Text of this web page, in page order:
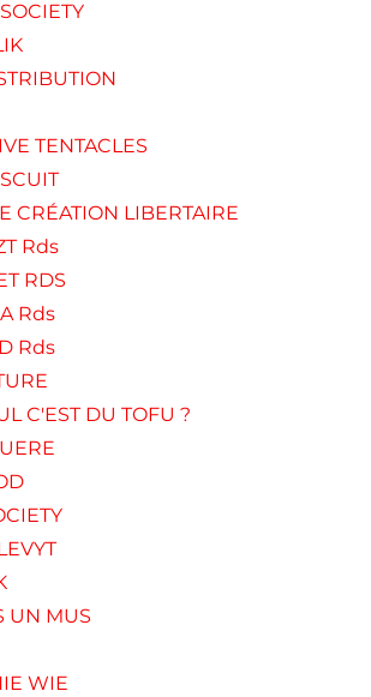
TENTACLES
CRÉATION LIBERTAIRE
Rds
RDS
Rds
Rds
C'EST DU TOFU ?
UN MUS
WIE